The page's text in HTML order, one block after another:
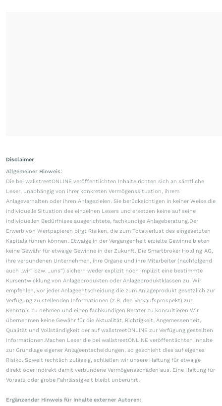
Disclaimer
Allgemeiner Hinweis:
Die bei wallstreetONLINE veröffentlichten Inhalte richten sich an sämtliche
Leser, unabhängig von ihrer konkreten Vermögenssituation, ihrem
Anlageverhalten oder ihren Anlagezielen. Sie berücksichtigen in keiner Weise die
individuelle Situation des einzelnen Lesers und ersetzen keine auf seine
individuellen Bedürfnisse ausgerichtete, fachkundige Anlageberatung.Der
Erwerb von Wertpapieren birgt Risiken, die zum Totalverlust des eingesetzten
Kapitals führen können. Etwaige in der Vergangenheit erzielte Gewinne bieten
keine Gewähr für etwaige Gewinne in der Zukunft. Die Smartbroker Holding AG,
ihre verbundenen Unternehmen, ihre Organe und ihre Mitarbeiter (nachfolgend
auch „wir“ bzw. „uns“) sichern weder explizit noch implizit eine bestimmte
Kursentwicklung von Anlageprodukten oder Anlageproduktklassen zu. Wir
empfehlen, vor jeder Anlageentscheidung die zum Anlageprodukt gesetzlich zur
Verfügung zu stellenden Informationen (z.B. den Verkaufsprospekt) zur
Kenntnis zu nehmen und einen fachkundigen Berater zu konsultieren.Wir
übernehmen keine Gewähr für die Aktualität, Richtigkeit, Angemessenheit,
Qualität und Vollständigkeit der auf wallstreetONLINE zur Verfügung gestellten
Informationen.Machen Leser die bei wallstreetONLINE veröffentlichten Inhalte
zur Grundlage eigener Anlageentscheidungen, so geschieht dies auf eigenes
Risiko. Soweit rechtlich zulässig, schließen wir unsere Haftung für etwaige
direkt oder indirekt damit verbundene Vermögensschäden aus. Eine Haftung für
Vorsatz oder grobe Fahrlässigkeit bleibt unberührt.
Ergänzender Hinweis für Inhalte externer Autoren: